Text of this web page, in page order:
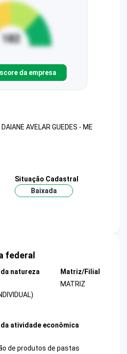
da empresa
AVELAR GUEDES - ME
Situação Cadastral
Baixada
federal
natureza
Matriz/Filial
MATRIZ
atividade econômica
de produtos de pastas